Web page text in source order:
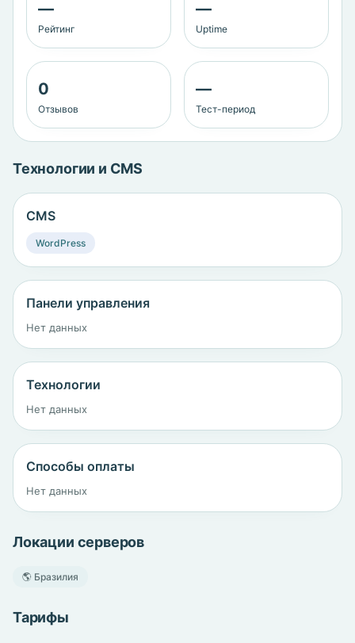
—
Рейтинг
—
Uptime
0
Отзывов
—
Тест-период
Технологии и CMS
CMS
WordPress
Панели управления
Нет данных
Технологии
Нет данных
Способы оплаты
Нет данных
Локации серверов
🌎 Бразилия
Тарифы